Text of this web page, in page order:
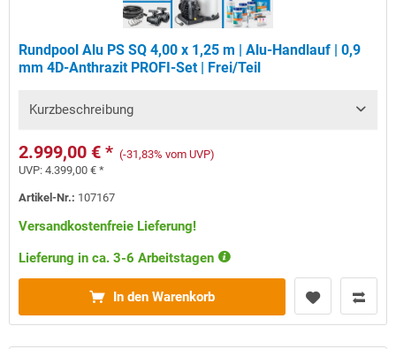
Rundpool Alu PS SQ 4,00 x 1,25 m | Alu-Handlauf | 0,9
mm 4D-Anthrazit PROFI-Set | Frei/Teil
Kurzbeschreibung
2.999,00 € * (-31,83% vom UVP)
UVP:4.399,00 € *
Artikel-Nr.: 107167
Versandkostenfreie Lieferung!
Lieferung in ca. 3-6 Arbeitstagen
In den Warenkorb